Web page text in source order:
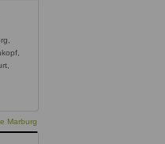
Marburg